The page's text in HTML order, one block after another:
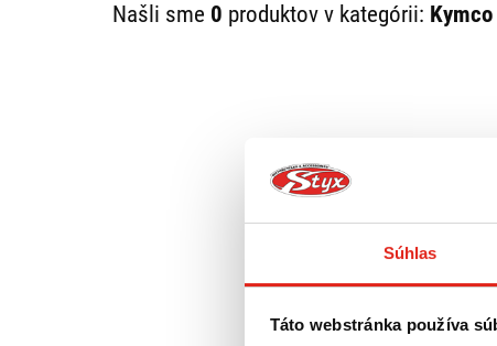
Súhlas
Táto webstránka používa
Našli sme 0 produktov v kategórii: